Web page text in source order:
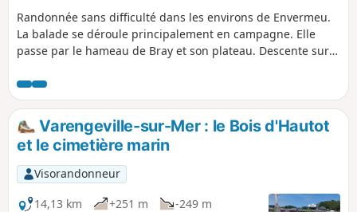
Randonnée sans difficulté dans les environs de Envermeu.
La balade se déroule principalement en campagne. Elle
passe par le hameau de Bray et son plateau. Descente sur
Montigny et son château. Retour par le bois du Farival.
Varengeville-sur-Mer : le Bois d'Hautot
et le cimetière marin
Visorandonneur
14,13 km
+251 m
-249 m